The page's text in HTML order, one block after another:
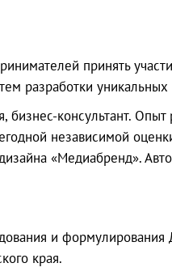
принять
разработки
консультант.
независимой
«Медиабренд».
и
края.